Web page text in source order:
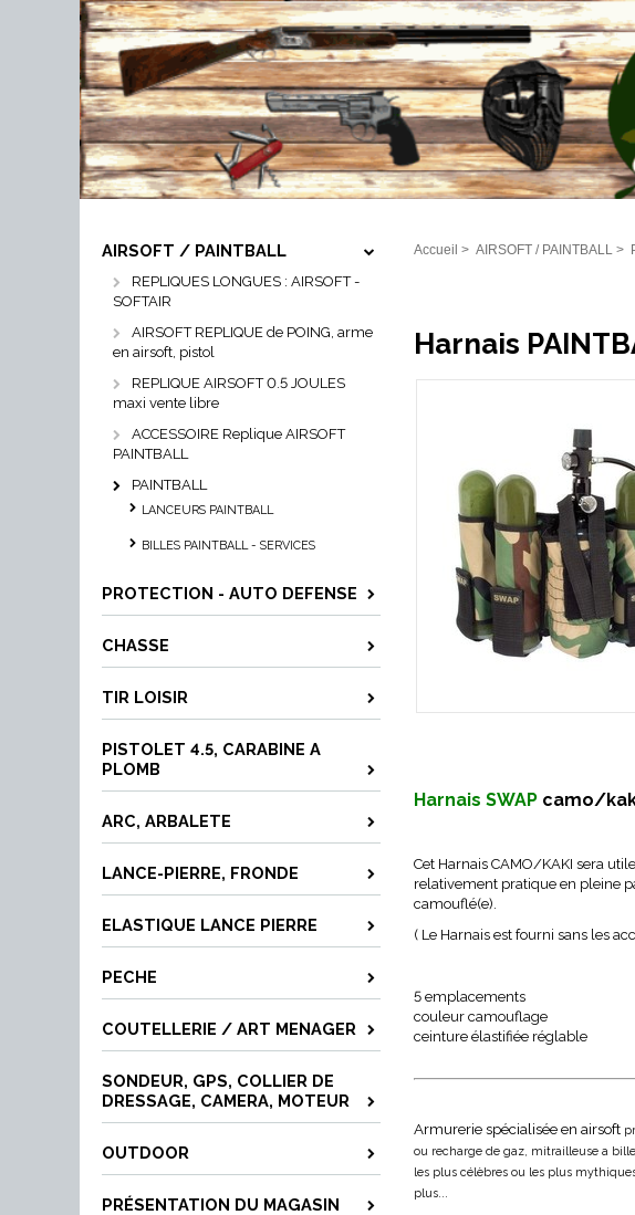
AIRSOFT / PAINTBALL
REPLIQUES LONGUES : AIRSOFT -
SOFTAIR
AIRSOFT REPLIQUE de POING, arme
en airsoft, pistol
REPLIQUE AIRSOFT 0.5 JOULES
maxi vente libre
ACCESSOIRE Replique AIRSOFT
PAINTBALL
PAINTBALL
LANCEURS PAINTBALL
BILLES PAINTBALL - SERVICES
PROTECTION - AUTO DEFENSE
CHASSE
TIR LOISIR
PISTOLET 4.5, CARABINE A
PLOMB
ARC, ARBALETE
LANCE-PIERRE, FRONDE
ELASTIQUE LANCE PIERRE
PECHE
COUTELLERIE / ART MENAGER
SONDEUR, GPS, COLLIER DE
DRESSAGE, CAMERA, MOTEUR
OUTDOOR
PRÉSENTATION DU MAGASIN
Accueil > AIRSOFT / PAINTBALL >
Harnais
Harnais SWAP camo/
Cet Harnais CAMO/KAKI sera
relativement pratique en pleine
camouflé(e).
( Le Harnais est fourni sans les
5 emplacements
couleur camouflage
ceinture élastifiée réglable
Armurerie spécialisée en airsoft
ou recharge de gaz, mitrailleuse a
les plus célèbres ou les plus
plus...